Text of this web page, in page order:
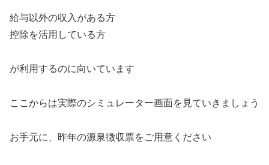
給与以外の収入がある方
控除を活用している方
が利用するのに向いています
ここからは実際のシミュレーター画面を見ていきましょう
お手元に、昨年の源泉徴収票をご用意ください